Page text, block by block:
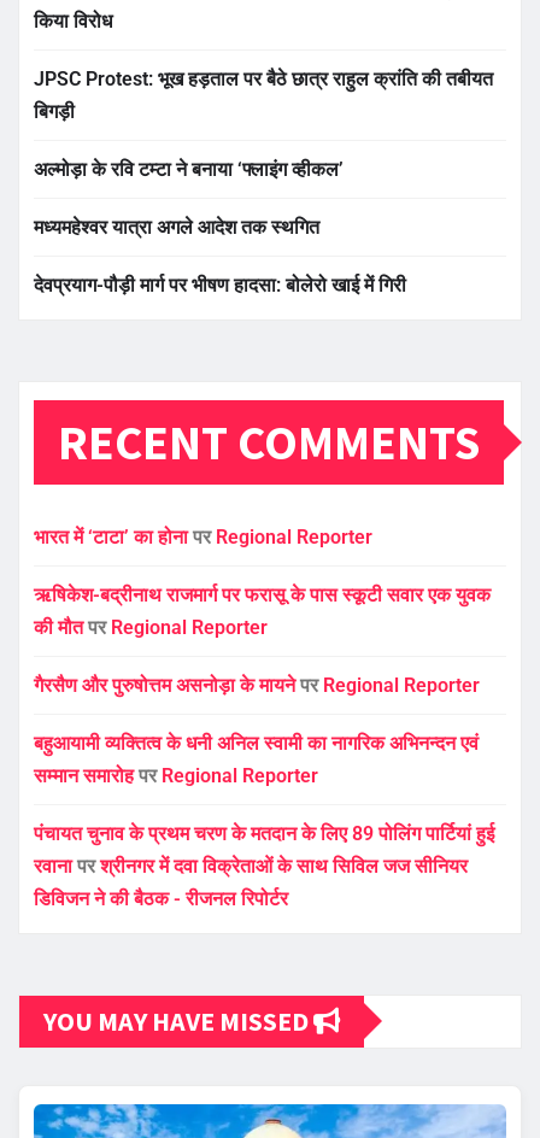
किया विरोध
JPSC Protest: भूख हड़ताल पर बैठे छात्र राहुल क्रांति की तबीयत
बिगड़ी
अल्मोड़ा के रवि टम्टा ने बनाया ‘फ्लाइंग व्हीकल’
मध्यमहेश्वर यात्रा अगले आदेश तक स्थगित
देवप्रयाग-पौड़ी मार्ग पर भीषण हादसा: बोलेरो खाई में गिरी
RECENT COMMENTS
भारत में ‘टाटा’ का होनापर Regional Reporter
ऋषिकेश-बद्रीनाथ राजमार्ग पर फरासू के पास स्कूटी सवार एक युवक
की मौतपर Regional Reporter
गैरसैण और पुरुषोत्तम असनोड़ा के मायनेपर Regional Reporter
बहुआयामी व्यक्तित्व के धनी अनिल स्वामी का नागरिक अभिनन्दन एवं
सम्मान समारोहपर Regional Reporter
पंचायत चुनाव के प्रथम चरण के मतदान के लिए 89 पोलिंग पार्टियां हुई
रवानापरश्रीनगर में दवा विक्रेताओं के साथ सिविल जज सीनियर
डिविजन ने की बैठक - रीजनल रिपोर्टर
YOU MAY HAVE MISSED